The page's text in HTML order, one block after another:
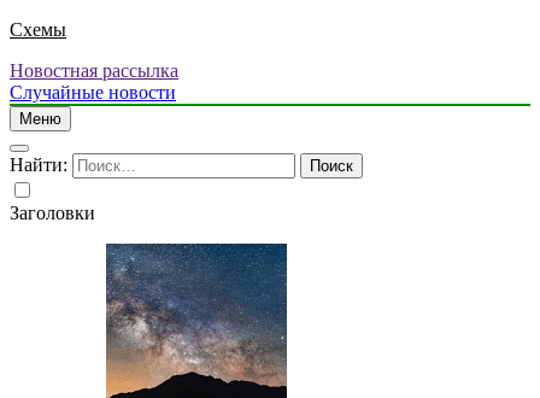
Схемы
Новостная рассылка
Случайные новости
Меню
Найти:
Заголовки